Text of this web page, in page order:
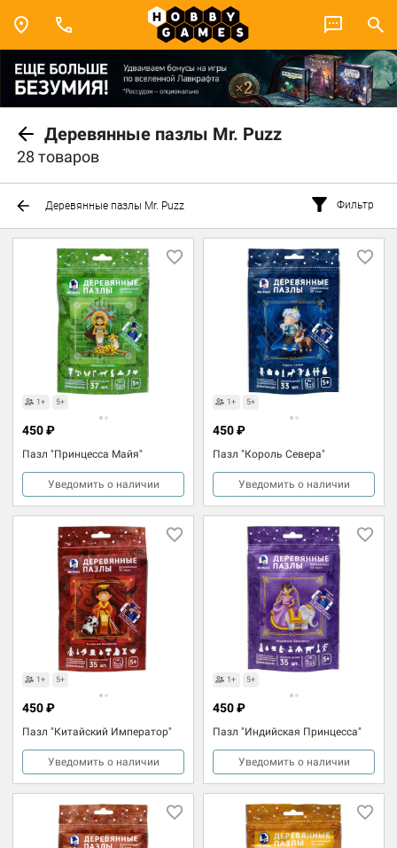
Деревянные пазлы Mr. Puzz
28 товаров
Деревянные пазлы Mr. Puzz Фильтр
1+ 5+
Пазл "Принцесса Майя"
450 ₽
Уведомить о наличии
1+ 5+
Пазл "Король Севера"
450 ₽
Уведомить о наличии
1+ 5+
Пазл "Китайский Император"
450 ₽
Уведомить о наличии
1+ 5+
Пазл "Индийская Принцесса"
450 ₽
Уведомить о наличии